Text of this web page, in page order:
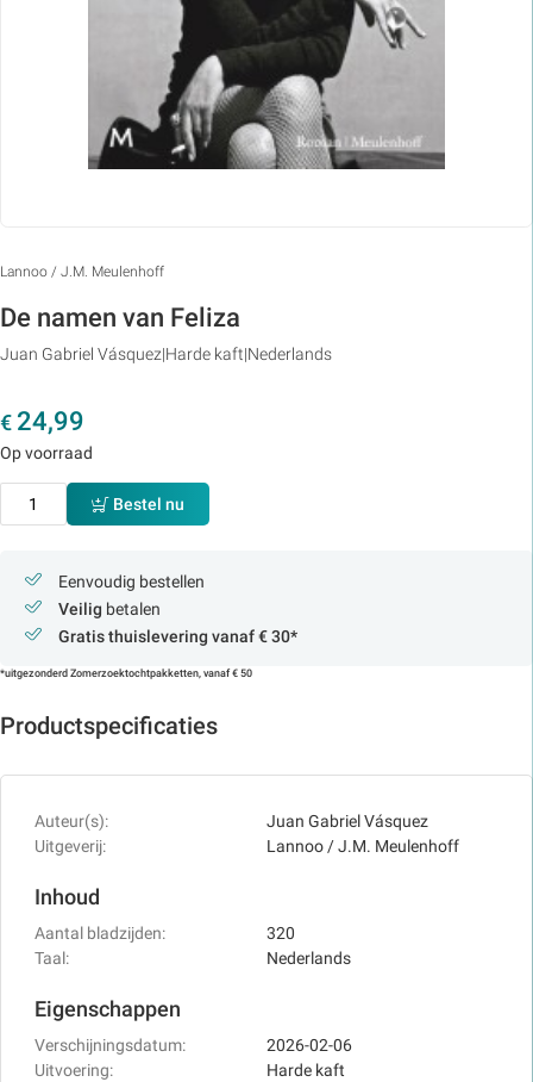
Lannoo / J.M. Meulenhoff
De namen van Feliza
Juan Gabriel Vásquez Harde kaft Nederlands
€ 24,99
Op voorraad
Bestel nu
Eenvoudig bestellen
Veilig betalen
Gratis thuislevering vanaf € 30*
*uitgezonderd Zomerzoektochtpakketten, vanaf € 50
Productspecificaties
Auteur(s):
Juan Gabriel Vásquez
Uitgeverij:
Lannoo / J.M. Meulenhoff
Inhoud
Aantal bladzijden:
320
Taal:
Nederlands
Eigenschappen
Verschijningsdatum:
2026-02-06
Uitvoering:
Harde kaft